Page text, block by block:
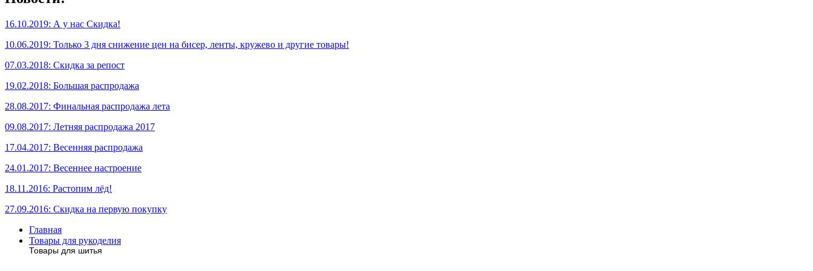
16.10.2019: А у нас Скидка!
10.06.2019: Только 3 дня снижение цен на бисер, ленты, кружево и другие товары!
07.03.2018: Скидка за репост
19.02.2018: Большая распродажа
28.08.2017: Финальная распродажа лета
09.08.2017: Летняя распродажа 2017
17.04.2017: Весенняя распродажа
24.01.2017: Весеннее настроение
18.11.2016: Растопим лёд!
27.09.2016: Скидка на первую покупку
Главная
Товары для рукоделия
Товары для шитья